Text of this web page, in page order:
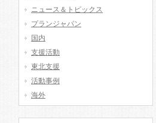
ニュース＆トピックス
プランジャパン
国内
支援活動
東北支援
活動事例
海外